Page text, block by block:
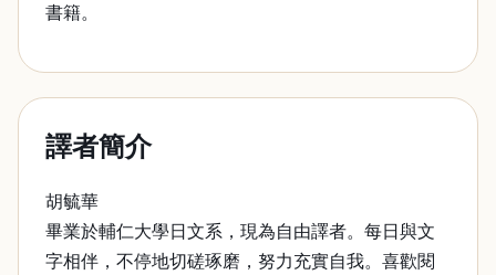
書籍。
譯者簡介
胡毓華
畢業於輔仁大學日文系，現為自由譯者。每日與文
字相伴，不停地切磋琢磨，努力充實自我。喜歡閱